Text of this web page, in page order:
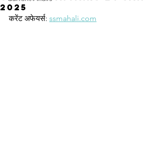
2025
करेंट अफेयर्स: ssmahali.com